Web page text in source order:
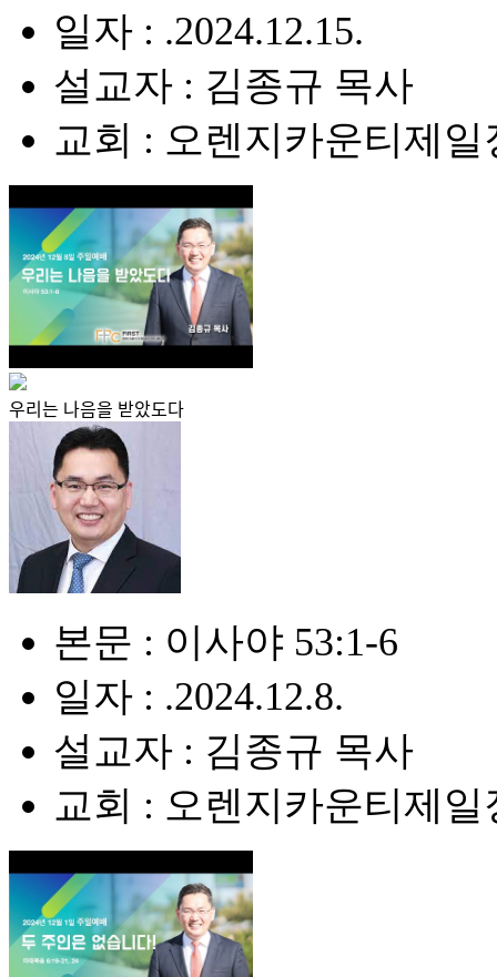
일자 : .2024.12.15.
설교자 : 김종규 목사
교회 : 오렌지카운티제일
우리는 나음을 받았도다
본문 : 이사야 53:1-6
일자 : .2024.12.8.
설교자 : 김종규 목사
교회 : 오렌지카운티제일